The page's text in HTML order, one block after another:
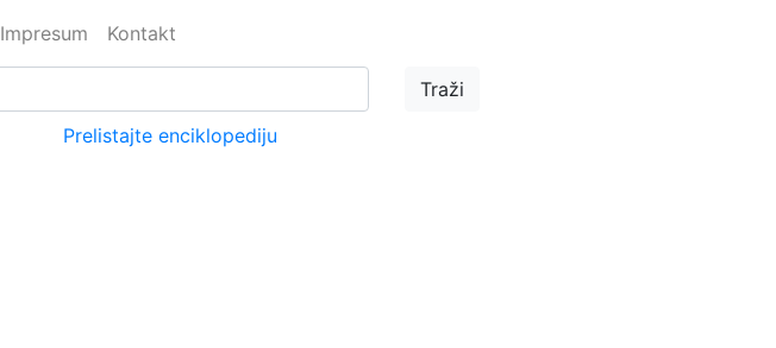
Impresum Kontakt
Prelistajte enciklopediju